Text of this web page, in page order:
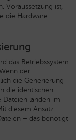
Voraussetzung ist,
die Hardware
das Betriebssystem
der
die Generierung
die identischen
Dateien landen im
diesem Ansatz
– das benötigt